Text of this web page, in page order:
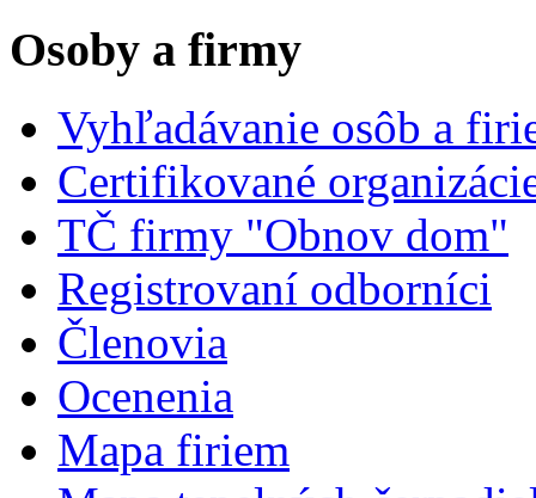
Osoby a firmy
Vyhľadávanie osôb a
Certifikované
TČ firmy "Obnov dom"
Registrovaní odborníci
Členovia
Ocenenia
Mapa firiem